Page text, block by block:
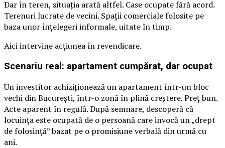
Dar în teren, situația arată altfel. Case ocupate fără acord.
Terenuri lucrate de vecini. Spații comerciale folosite pe
baza unor înțelegeri informale, uitate în timp.
Aici intervine acțiunea în revendicare.
Scenariu real: apartament cumpărat, dar ocupat
Un investitor achiziționează un apartament într-un bloc
vechi din București, într-o zonă în plină creștere. Preț bun.
Acte aparent în regulă. După semnare, descoperă că
locuința este ocupată de o persoană care invocă un „drept
de folosință” bazat pe o promisiune verbală din urmă cu
ani.